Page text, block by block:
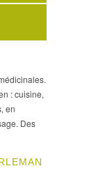
: cuisine,
en
Des